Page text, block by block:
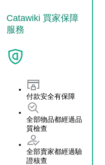
Catawiki 買家保障
服務
付款安全有保障
全部物品都經過品
質檢查
全部賣家都經過驗
證核查